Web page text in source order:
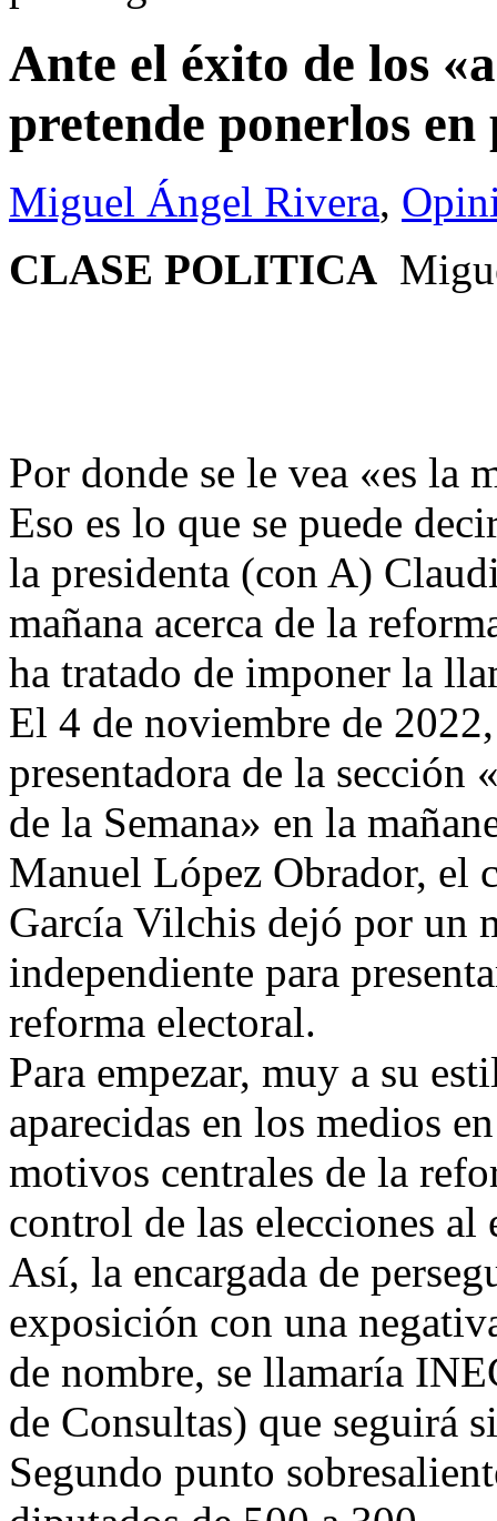
Ante el éxito de los
pretende ponerlos
Miguel Ángel Rivera,
CLASE POLITICA
Por donde se le vea «es la
Eso es lo que se puede
la presidenta (con A)
mañana acerca de la
ha tratado de imponer la
El 4 de noviembre de
presentadora de la sección
de la Semana» en la
Manuel López Obrador, el
García Vilchis dejó por un
independiente para
reforma electoral.
Para empezar, muy a su
aparecidas en los medios
motivos centrales de la
control de las elecciones
Así, la encargada de
exposición con una
de nombre, se llamaría
de Consultas) que seguirá
Segundo punto